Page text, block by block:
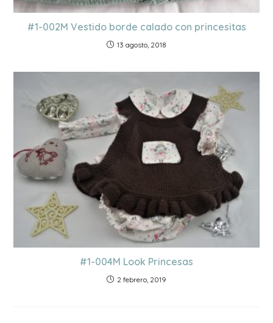
#1-002M Vestido borde calado con princesitas
13 agosto, 2018
#1-004M Look Princesas
2 febrero, 2019